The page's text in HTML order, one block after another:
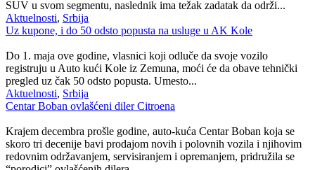
SUV u svom segmentu, naslednik ima težak zadatak da održi...
Aktuelnosti, Srbija
Uz kupone, i do 50 odsto popusta na usluge u AK Kole
Do 1. maja ove godine, vlasnici koji odluče da svoje vozilo
registruju u Auto kući Kole iz Zemuna, moći će da obave tehnički
pregled uz čak 50 odsto popusta. Umesto...
Aktuelnosti, Srbija
Centar Boban ovlašćeni diler Citroena
Krajem decembra prošle godine, auto-kuća Centar Boban koja se
skoro tri decenije bavi prodajom novih i polovnih vozila i njihovim
redovnim održavanjem, servisiranjem i opremanjem, pridružila se